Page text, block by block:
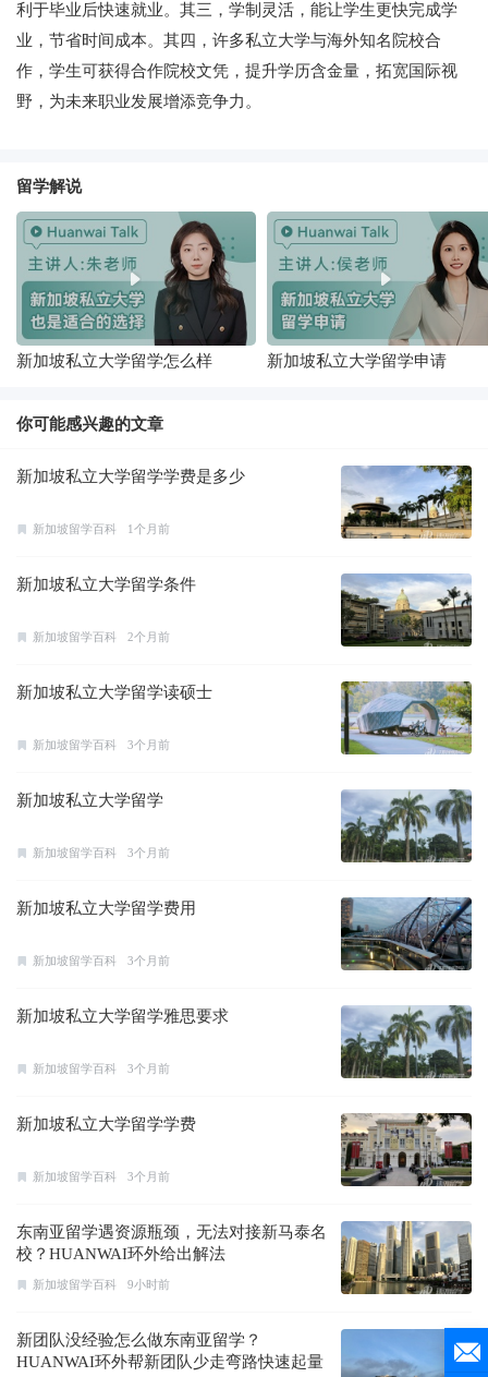
利于毕业后快速就业。其三，学制灵活，能让学生更快完成学
业，节省时间成本。其四，许多私立大学与海外知名院校合
作，学生可获得合作院校文凭，提升学历含金量，拓宽国际视
野，为未来职业发展增添竞争力。
留学解说
新加坡私立大学留学怎么样 新加坡私立大学留学申请
你可能感兴趣的文章
新加坡私立大学留学学费是多少
新加坡留学百科 1个月前
新加坡私立大学留学条件
新加坡留学百科 2个月前
新加坡私立大学留学读硕士
新加坡留学百科 3个月前
新加坡私立大学留学
新加坡留学百科 3个月前
新加坡私立大学留学费用
新加坡留学百科 3个月前
新加坡私立大学留学雅思要求
新加坡留学百科 3个月前
新加坡私立大学留学学费
新加坡留学百科 3个月前
东南亚留学遇资源瓶颈，无法对接新马泰名
校？HUANWAI环外给出解法
新加坡留学百科 9小时前
新团队没经验怎么做东南亚留学？
HUANWAI环外帮新团队少走弯路快速起量